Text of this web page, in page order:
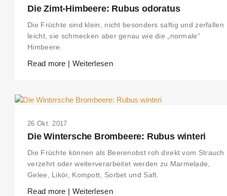
Die Zimt-Himbeere: Rubus odoratus
Die Früchte sind klein, nicht besonders saftig und zerfallen
leicht, sie schmecken aber genau wie die „normale“
Himbeere.
Read more | Weiterlesen
26 Okt. 2017
Die Wintersche Brombeere: Rubus winteri
Die Früchte können als Beerenobst roh direkt vom Strauch
verzehrt oder weiterverarbeitet werden zu Marmelade,
Gelee, Likör, Kompott, Sorbet und Saft.
Read more | Weiterlesen